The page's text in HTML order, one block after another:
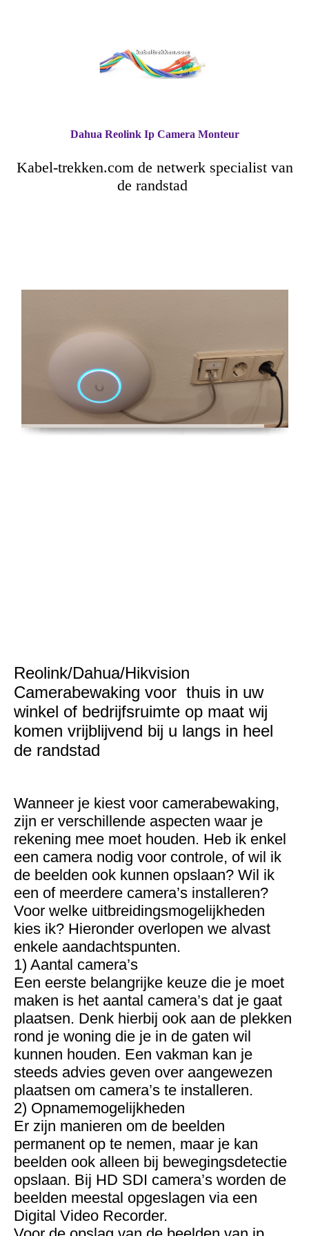
Kabel-trekken.com de netwerk specialist van
de randstad
Dahua Reolink Ip Camera Monteur
Reolink/Dahua/Hikvision
Camerabewaking voor thuis in uw
winkel of bedrijfsruimte op maat wij
komen vrijblijvend bij u langs in heel
de randstad
Wanneer je kiest voor camerabewaking,
zijn er verschillende aspecten waar je
rekening mee moet houden. Heb ik enkel
een camera nodig voor controle, of wil ik
de beelden ook kunnen opslaan? Wil ik
een of meerdere camera’s installeren?
Voor welke uitbreidingsmogelijkheden
kies ik? Hieronder overlopen we alvast
enkele aandachtspunten.
1) Aantal camera’s
Een eerste belangrijke keuze die je moet
maken is het aantal camera’s dat je gaat
plaatsen. Denk hierbij ook aan de plekken
rond je woning die je in de gaten wil
kunnen houden. Een vakman kan je
steeds advies geven over aangewezen
plaatsen om camera’s te installeren.
2) Opnamemogelijkheden
Er zijn manieren om de beelden
permanent op te nemen, maar je kan
beelden ook alleen bij bewegingsdetectie
opslaan. Bij HD SDI camera’s worden de
beelden meestal opgeslagen via een
Digital Video Recorder.